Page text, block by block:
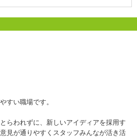
すい職場です。
らわれずに、新しいアイディアを採用す
見が通りやすくスタッフみんなが活き活